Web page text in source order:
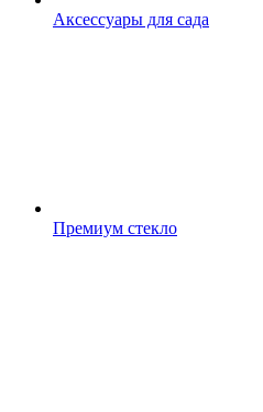
Аксессуары для сада
Премиум стекло